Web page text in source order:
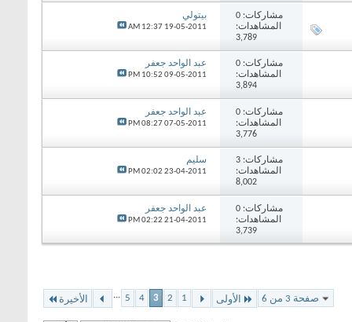
مشاركات: 0
المشاهدات:
3,789
بيتولي
19-05-2011
12:37 AM
مشاركات: 0
المشاهدات:
3,894
عبد الواحد جعفر
09-05-2011
10:52 PM
مشاركات: 0
المشاهدات:
3,776
عبد الواحد جعفر
07-05-2011
08:27 PM
مشاركات: 3
المشاهدات:
8,002
سليم
23-04-2011
02:02 PM
مشاركات: 0
المشاهدات:
3,739
عبد الواحد جعفر
21-04-2011
02:22 PM
صفحة 3 من 6 الأولى 1
2
3
4
5
... الأخيرة